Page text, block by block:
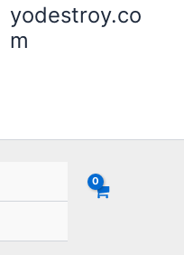
yodestroy.co
m